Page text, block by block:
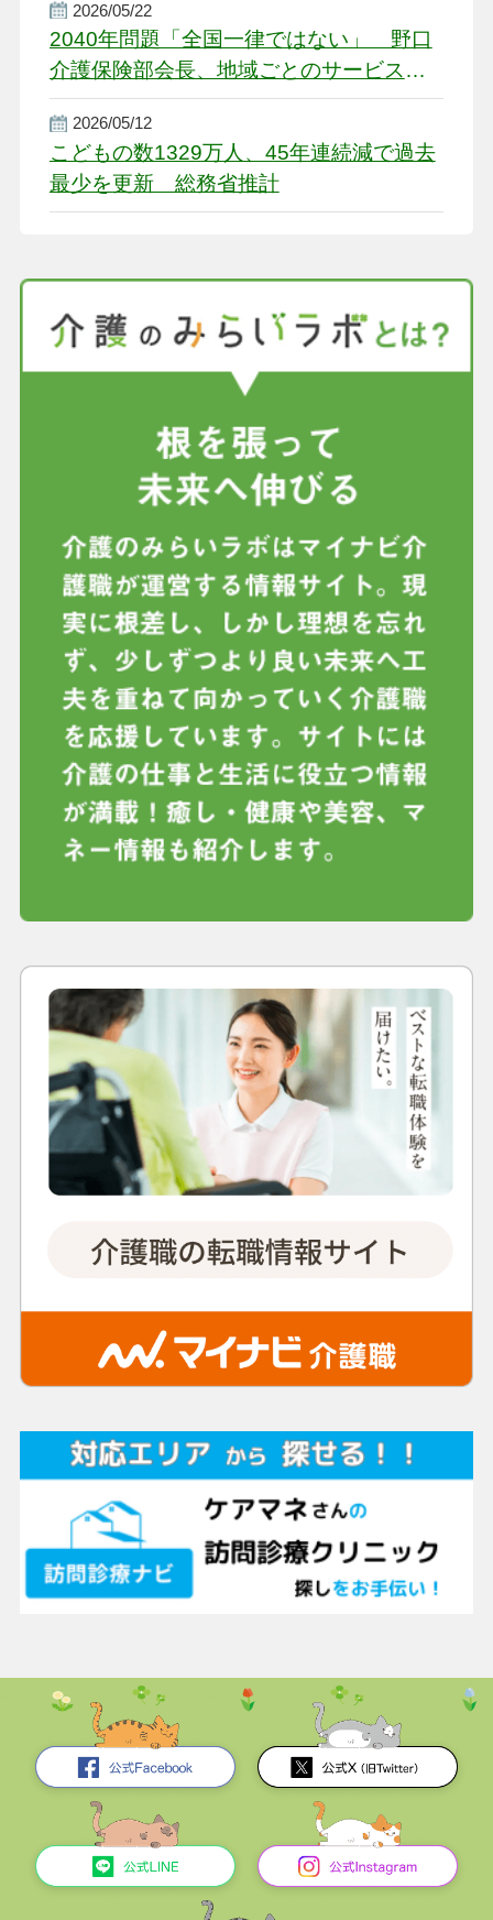
2026/05/22
2040年問題「全国一律ではない」 野口
介護保険部会長、地域ごとのサービス基
盤整備を促す
2026/05/12
こどもの数1329万人、45年連続減で過去
最少を更新 総務省推計